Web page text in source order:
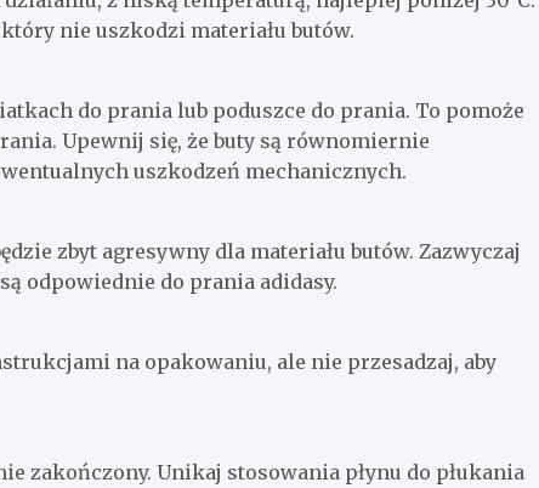
nie uszkodzi materiału butów.
do prania lub poduszce do prania. To pomoże
Upewnij się, że buty są równomiernie
uszkodzeń mechanicznych.
zbyt agresywny dla materiału butów. Zazwyczaj
odpowiednie do prania adidasy.
na opakowaniu, ale nie przesadzaj, aby
zakończony. Unikaj stosowania płynu do płukania